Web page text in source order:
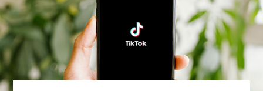
# Audit SEO & marketing digital
# Plan d’actions webmarketing
Création et refonte de site internet